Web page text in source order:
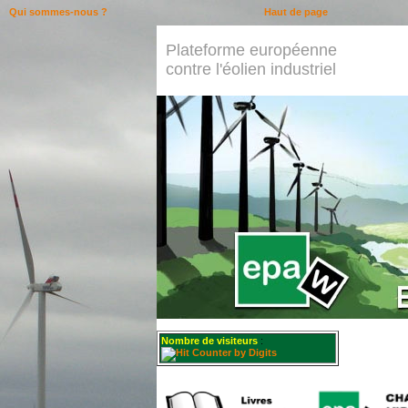
Plateforme européenne
contre l'éolien industriel
Nombre de visiteurs :
Haut de page
Qui sommes-nous ?